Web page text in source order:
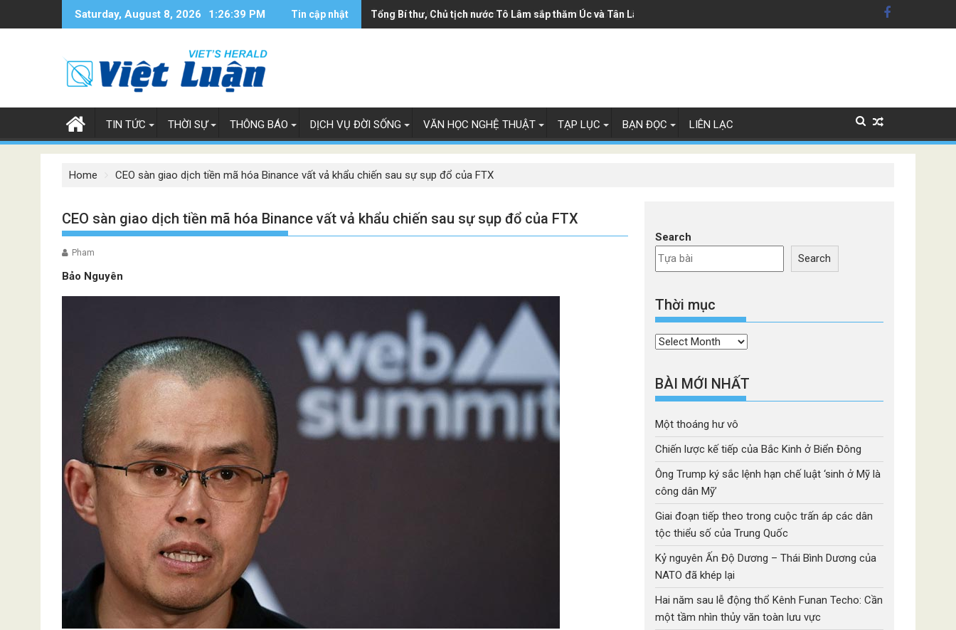
Saturday, August 8, 2026 1:26:40 PM Tin cập nhật Ông Trump ký sắc lệnh hạn chế luật 'sinh ở Mỹ là công dân Mỹ'
Tổng Bí thư, Chủ tịch nước Tô Lâm sắp thăm Úc và Tân Lây Lan
TIN TỨC THỜI SỰ THÔNG BÁO DỊCH VỤ ĐỜI SỐNG VĂN HỌC NGHỆ THUẬT TẠP LỤC BẠN ĐỌC LIÊN LẠC
Home CEO sàn giao dịch tiền mã hóa Binance vất vả khẩu chiến sau sự sụp đổ của FTX
CEO sàn giao dịch tiền mã hóa Binance vất vả khẩu chiến sau sự sụp đổ của FTX
Pham
Bảo Nguyên
Search
Search
Thời mục
Thời
BÀI MỚI NHẤT
Một thoáng hư vô
Chiến lược kế tiếp của Bắc Kinh ở Biển Đông
Ông Trump ký sắc lệnh hạn chế luật ‘sinh ở Mỹ là
công dân Mỹ’
Giai đoạn tiếp theo trong cuộc trấn áp các dân
tộc thiểu số của Trung Quốc
Kỷ nguyên Ấn Độ Dương – Thái Bình Dương của
NATO đã khép lại
Hai năm sau lễ động thổ Kênh Funan Techo: Cần
một tầm nhìn thủy văn toàn lưu vực